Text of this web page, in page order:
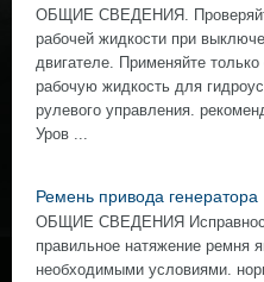
ОБЩИЕ СВЕДЕНИЯ.
рабочей жидкости при
двигателе. Применяйте
рабочую жидкость для
рулевого управления.
Уров ...
Ремень привода генератора
ОБЩИЕ СВЕДЕНИЯ
правильное натяжение ремня
необходимыми условиями.